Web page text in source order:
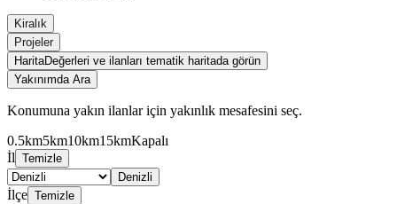
Kiralık
Projeler
HaritaDeğerleri ve ilanları tematik haritada görün
Yakınımda Ara
Konumuna yakın ilanlar için yakınlık mesafesini seç.
0.5km5km10km15kmKapalı
İl Temizle
Denizli
İlçe Temizle